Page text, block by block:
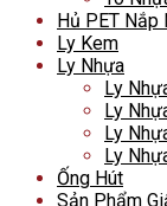
Hủ PET
Ly Kem
Ly Nhựa
Ly
Ly
Ly
Ly
Ống Hút
Sản Phẩm